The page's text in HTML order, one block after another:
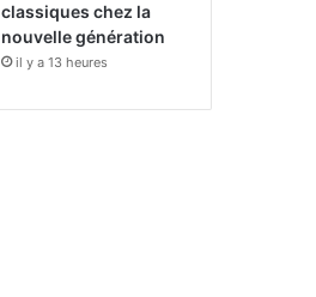
classiques chez la
nouvelle génération
il y a 13 heures